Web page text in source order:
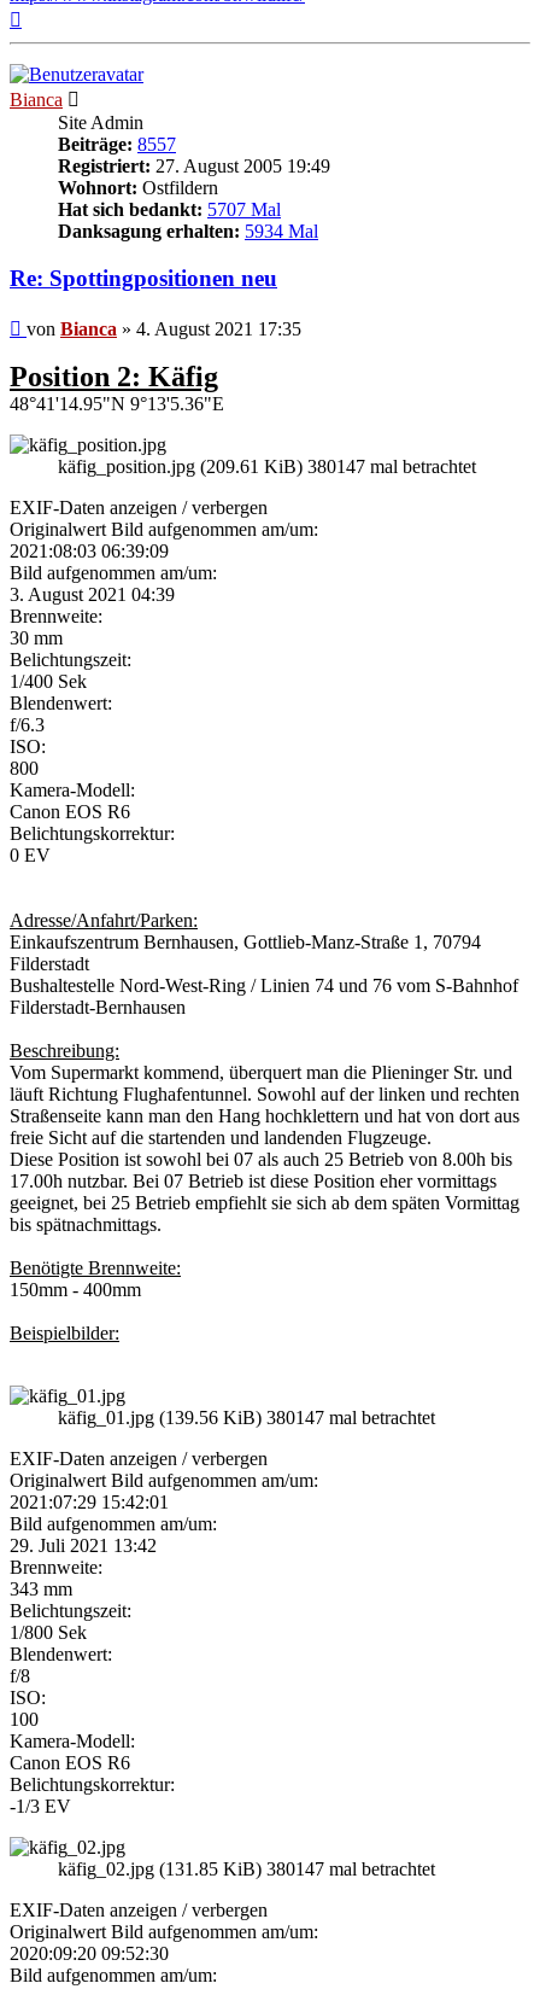
Bianca
Site Admin
Beiträge: 8557
Registriert: 27. August 2005 19:49
Wohnort: Ostfildern
Hat sich bedankt: 5707 Mal
Danksagung erhalten: 5934 Mal
Re: Spottingpositionen neu
Beitrag
von Bianca » 4. August 2021 17:35
Position 2: Käfig
48°41'14.95"N 9°13'5.36"E
käfig_position.jpg (209.61 KiB) 380147 mal betrachtet
EXIF-Daten anzeigen / verbergen
Originalwert Bild aufgenommen am/um:
2021:08:03 06:39:09
Bild aufgenommen am/um:
3. August 2021 04:39
Brennweite:
30 mm
Belichtungszeit:
1/400 Sek
Blendenwert:
f/6.3
ISO:
800
Kamera-Modell:
Canon EOS R6
Belichtungskorrektur:
0 EV
Adresse/Anfahrt/Parken:
Einkaufszentrum Bernhausen, Gottlieb-Manz-Straße 1, 70794
Filderstadt
Bushaltestelle Nord-West-Ring / Linien 74 und 76 vom S-Bahnhof
Filderstadt-Bernhausen
Beschreibung:
Vom Supermarkt kommend, überquert man die Plieninger Str. und
läuft Richtung Flughafentunnel. Sowohl auf der linken und rechten
Straßenseite kann man den Hang hochklettern und hat von dort aus
freie Sicht auf die startenden und landenden Flugzeuge.
Diese Position ist sowohl bei 07 als auch 25 Betrieb von 8.00h bis
17.00h nutzbar. Bei 07 Betrieb ist diese Position eher vormittags
geeignet, bei 25 Betrieb empfiehlt sie sich ab dem späten Vormittag
bis spätnachmittags.
Benötigte Brennweite:
150mm - 400mm
Beispielbilder:
käfig_01.jpg (139.56 KiB) 380147 mal betrachtet
EXIF-Daten anzeigen / verbergen
Originalwert Bild aufgenommen am/um:
2021:07:29 15:42:01
Bild aufgenommen am/um:
29. Juli 2021 13:42
Brennweite:
343 mm
Belichtungszeit:
1/800 Sek
Blendenwert:
f/8
ISO:
100
Kamera-Modell:
Canon EOS R6
Belichtungskorrektur:
-1/3 EV
käfig_02.jpg (131.85 KiB) 380147 mal betrachtet
EXIF-Daten anzeigen / verbergen
Originalwert Bild aufgenommen am/um:
2020:09:20 09:52:30
Bild aufgenommen am/um: